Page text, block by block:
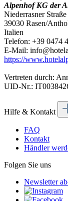
Alpenhof KG der
Niederrasner
39030 Rasen/
Italien
Telefon: +39 0474
E-Mail:
https://
Vertreten durch:
UID-Nr.:
Hilfe & Kontakt
FAQ
Kontakt
Händler
Folgen Sie uns
Newsletter